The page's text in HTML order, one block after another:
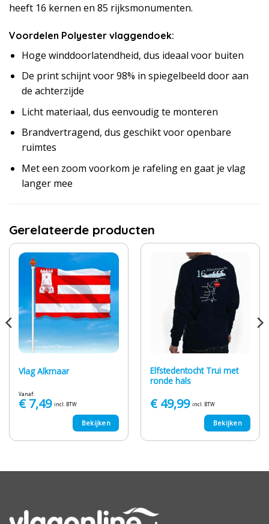
heeft 16 kernen en 85 rijksmonumenten.
Voordelen Polyester vlaggendoek:
Hoge winddoorlatendheid, dus ideaal voor buiten
De print schijnt voor 98% in spiegelbeeld door aan
de achterzijde
Licht materiaal, dus eenvoudig te monteren
Brandvertragend, dus geschikt voor openbare
ruimtes
Met een zoom voorkom je rafeling en gaat je vlag
langer mee
Gerelateerde producten
Vlag Alkmaar
Vanaf:
€7,49 incl. BTW
Bekijken
Elfstedentocht Trui met
ronde hals
€49,99 incl. BTW
Bekijken